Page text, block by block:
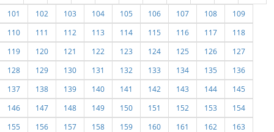
101
102 103 104 105 106 107 108
109
110
111 112 113 114 115 116 117
118
119
120 121 122 123 124 125 126
127
128
129 130 131 132 133 134 135
136
137
138 139 140 141 142 143 144
145
146
147 148 149 150 151 152 153
154
155
156 157 158 159 160 161 162
163